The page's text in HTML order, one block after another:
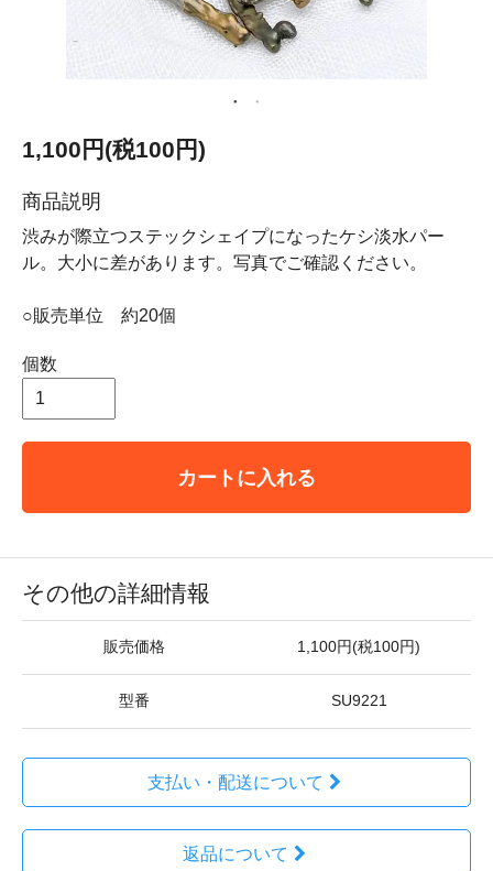
1,100円(税100円)
商品説明
渋みが際立つステックシェイプになったケシ淡水パー
ル。大小に差があります。写真でご確認ください。
○販売単位 約20個
個数
カートに入れる
その他の詳細情報
販売価格 1,100円(税100円)
型番 SU9221
支払い・配送について
返品について